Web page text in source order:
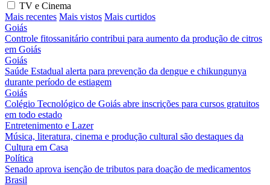
TV e Cinema
Mais recentes Mais vistos Mais curtidos
Goiás
Controle fitossanitário contribui para aumento da produção de citros
em Goiás
Goiás
Saúde Estadual alerta para prevenção da dengue e chikungunya
durante período de estiagem
Goiás
Colégio Tecnológico de Goiás abre inscrições para cursos gratuitos
em todo estado
Entretenimento e Lazer
Música, literatura, cinema e produção cultural são destaques da
Cultura em Casa
Política
Senado aprova isenção de tributos para doação de medicamentos
Brasil